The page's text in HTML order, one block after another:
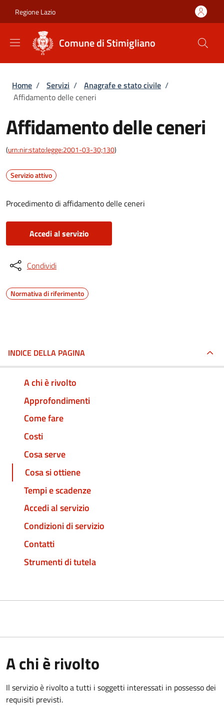
Regione Lazio
Comune di Stimigliano
Briciole di pane
Home / Servizi / Anagrafe e stato civile /
Affidamento delle ceneri
Affidamento delle ceneri
(urn:nir:stato:legge:2001-03-30;130)
Servizio attivo
Procedimento di affidamento delle ceneri
Accedi al servizio
Condividi
Normativa di riferimento
INDICE DELLA PAGINA
A chi è rivolto
Approfondimenti
Come fare
Costi
Cosa serve
Cosa si ottiene
Tempi e scadenze
Accedi al servizio
Condizioni di servizio
Contatti
Strumenti di tutela
A chi è rivolto
Il servizio è rivolto a tutti i soggetti interessati in possesso dei
requisiti previsti.